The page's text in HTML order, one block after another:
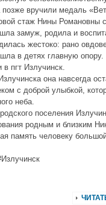
вручили медаль
стаж Нины Романовны
замуж, родила и
жестоко: рано
в детях главную опору.
в пгт Излучинск.
она навсегда
с доброй улыбкой,
неба.
поселения
родным и близким
память человеку